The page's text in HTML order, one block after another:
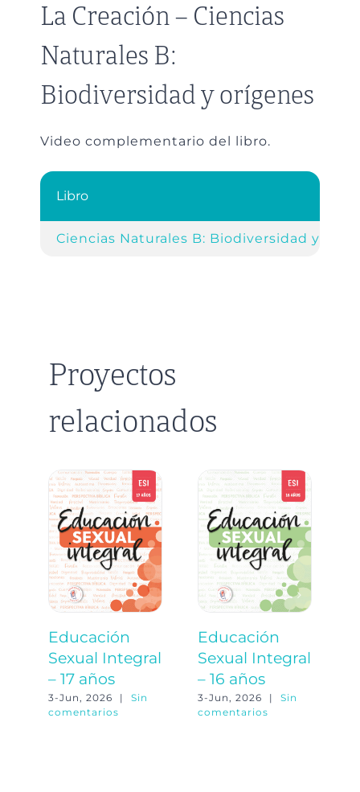
La Creación – Ciencias
Naturales B:
Biodiversidad y orígenes
Video complementario del libro.
Libro
Ciencias Naturales B: Biodiversidad y
Proyectos
relacionados
Educación
Sexual Integral
– 17 años
3-Jun, 2026 |
Sin
comentarios
Educación
Sexual Integral
– 16 años
3-Jun, 2026 |
Sin
comentarios